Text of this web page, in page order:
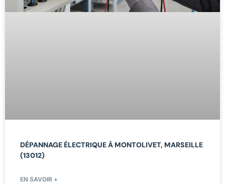
DÉPANNAGE ÉLECTRIQUE À MONTOLIVET, MARSEILLE
(13012)
EN SAVOIR +